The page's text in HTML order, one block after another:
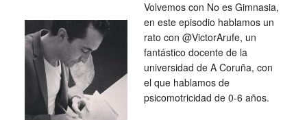
Volvemos con No es Gimnasia,
en este episodio hablamos un
rato con @VictorArufe, un
fantástico docente de la
universidad de A Coruña, con
el que hablamos de
psicomotricidad de 0-6 años.